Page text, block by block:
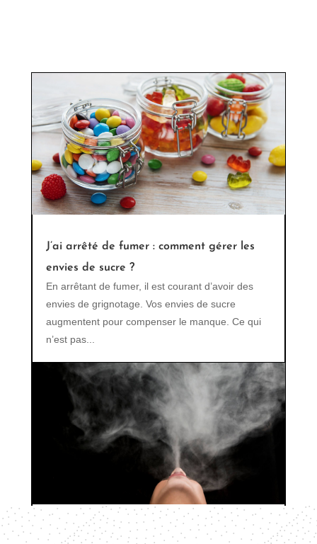
J’ai arrêté de fumer : comment gérer les
envies de sucre ?
En arrêtant de fumer, il est courant d’avoir des
envies de grignotage. Vos envies de sucre
augmentent pour compenser le manque. Ce qui
n’est pas...
Les effets secondaires de la cigarette